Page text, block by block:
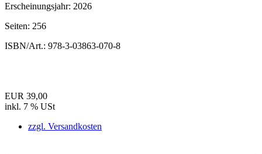
Erscheinungsjahr: 2026
Seiten: 256
ISBN/Art.: 978-3-03863-070-8
EUR 39,00
inkl. 7 % USt
zzgl. Versandkosten